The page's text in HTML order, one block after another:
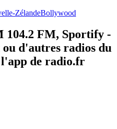
ZélandeBollywood
104.2 FM, Sportify -
d'autres radios du
l'app de radio.fr